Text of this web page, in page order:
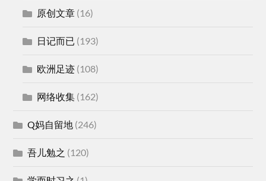
原创文章 (16)
日记而已 (193)
欧洲足迹 (108)
网络收集 (162)
Q妈自留地 (246)
吾儿勉之 (120)